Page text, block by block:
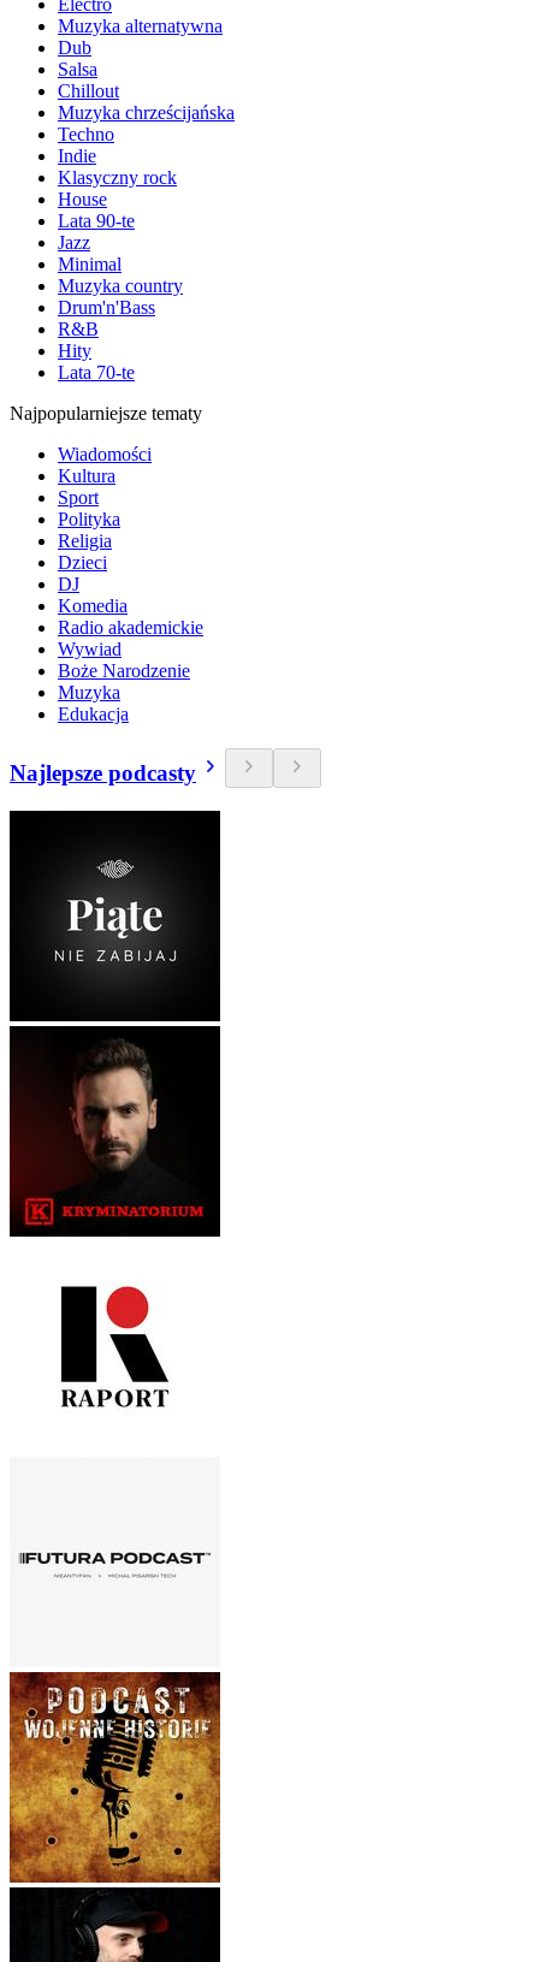
Electro
Muzyka alternatywna
Dub
Salsa
Chillout
Muzyka chrześcijańska
Techno
Indie
Klasyczny rock
House
Lata 90-te
Jazz
Minimal
Muzyka country
Drum'n'Bass
R&B
Hity
Lata 70-te
Najpopularniejsze tematy
Wiadomości
Kultura
Sport
Polityka
Religia
Dzieci
DJ
Komedia
Radio akademickie
Wywiad
Boże Narodzenie
Muzyka
Edukacja
Najlepsze podcasty